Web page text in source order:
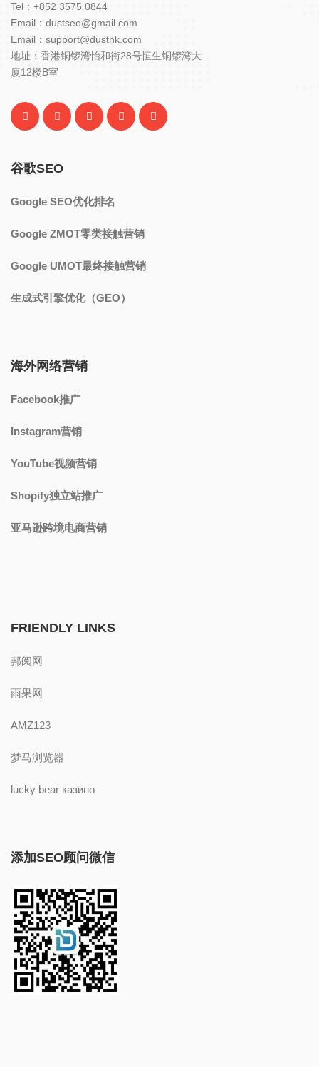
Tel：+852 3575 0844
Email：dustseo@gmail.com
Email：support@dusthk.com
地址：香港铜锣湾怡和街28号恒生铜锣湾大
厦12楼B室
谷歌SEO
Google SEO优化排名
Google ZMOT零类接触营销
Google UMOT最终接触营销
生成式引擎优化（GEO）
海外网络营销
Facebook推广
Instagram营销
YouTube视频营销
Shopify独立站推广
亚马逊跨境电商营销
FRIENDLY LINKS
邦阅网
雨果网
AMZ123
梦马浏览器
lucky bear казино
添加SEO顾问微信